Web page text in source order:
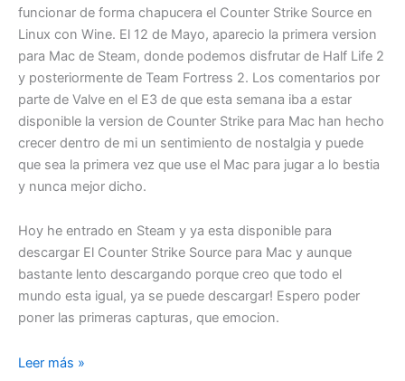
funcionar de forma chapucera el Counter Strike Source en
Linux con Wine. El 12 de Mayo, aparecio la primera version
para Mac de Steam, donde podemos disfrutar de Half Life 2
y posteriormente de Team Fortress 2. Los comentarios por
parte de Valve en el E3 de que esta semana iba a estar
disponible la version de Counter Strike para Mac han hecho
crecer dentro de mi un sentimiento de nostalgia y puede
que sea la primera vez que use el Mac para jugar a lo bestia
y nunca mejor dicho.
Hoy he entrado en Steam y ya esta disponible para
descargar El Counter Strike Source para Mac y aunque
bastante lento descargando porque creo que todo el
mundo esta igual, ya se puede descargar! Espero poder
poner las primeras capturas, que emocion.
Counter
Leer más »